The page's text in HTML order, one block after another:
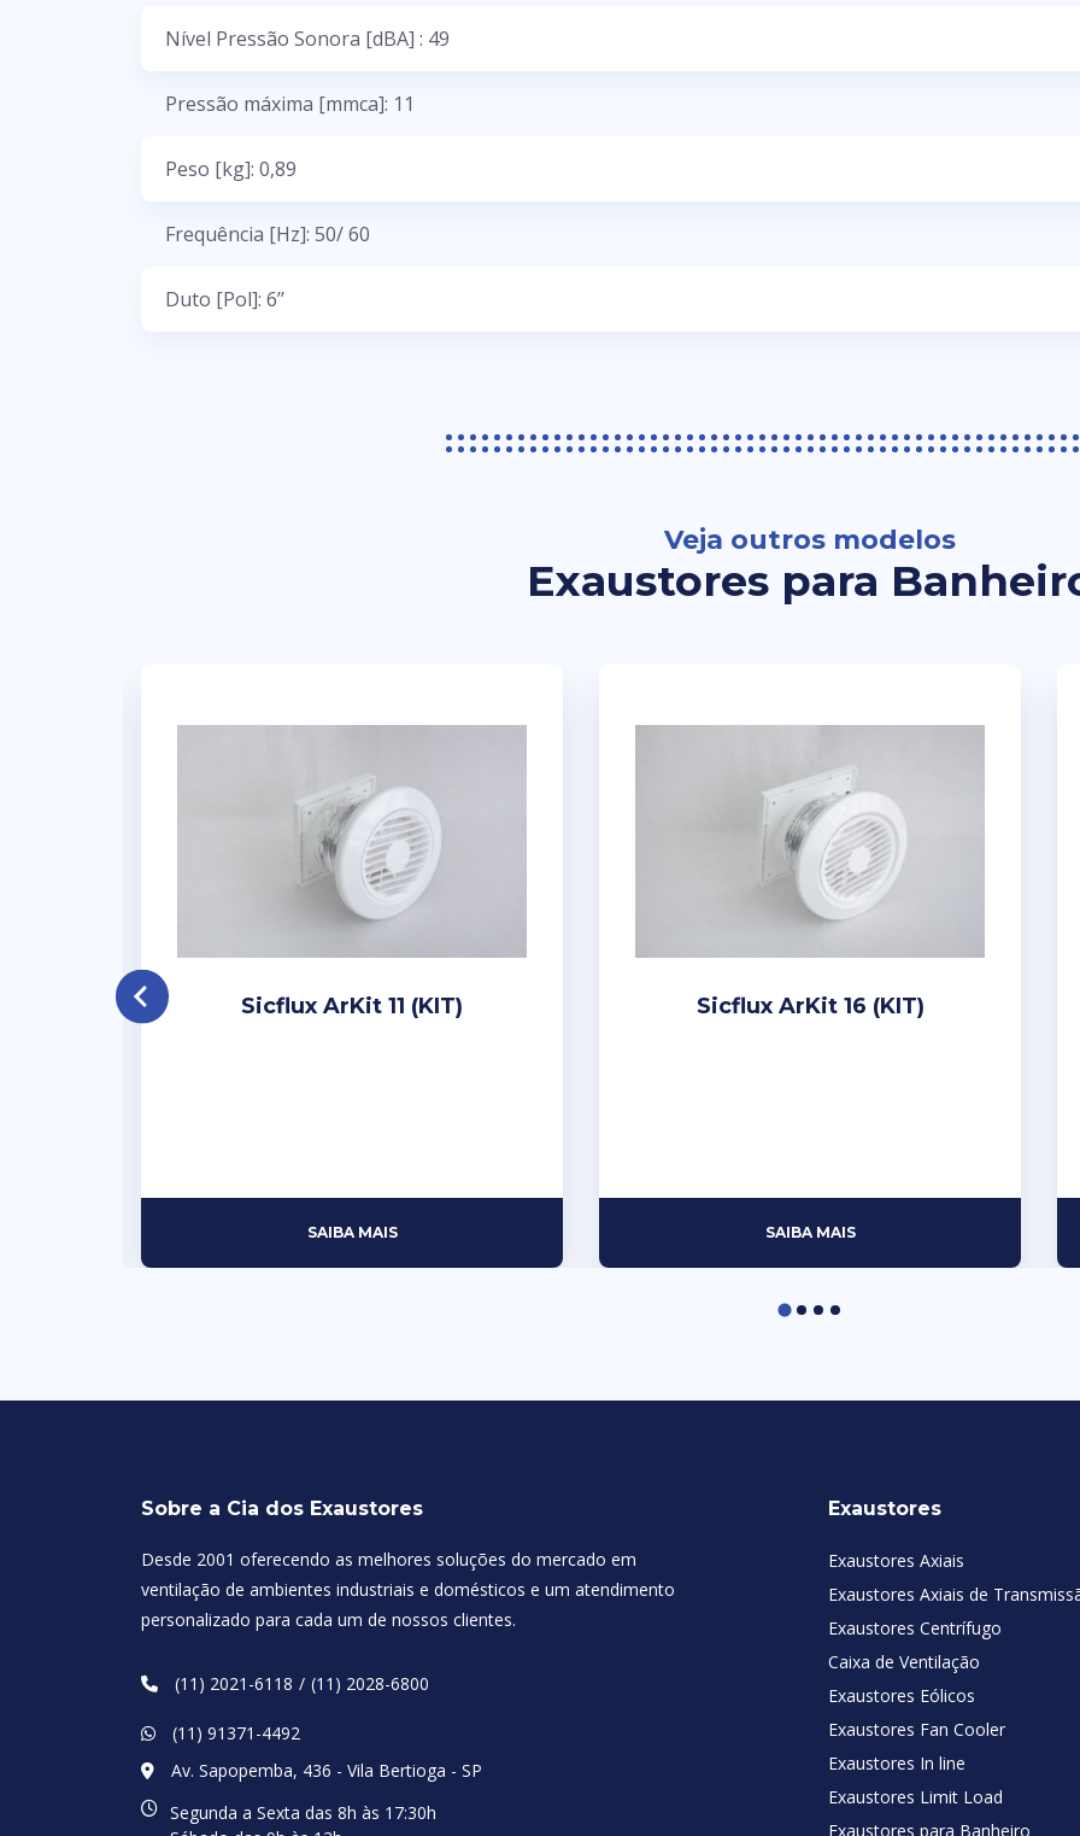
Nível Pressão Sonora [dBA] : 49
Pressão máxima [mmca]: 11
Peso [kg]: 0,89
Frequência [Hz]: 50/ 60
Duto [Pol]: 6’’
Veja outros modelos
Exaustores para
Sicflux ArKit 11 (KIT)
SAIBA MAIS
Sicflux ArKit 16 (KIT)
SAIBA MAIS
Sobre a Cia dos Exaustores
Desde 2001 oferecendo as melhores soluções do mercado em
ventilação de ambientes industriais e domésticos e um atendimento
personalizado para cada um de nossos clientes.
(11) 2021-6118 (11) 2028-6800
(11) 91371-4492
Av. Sapopemba, 436 - Vila Bertioga - SP
Segunda a Sexta das 8h às 17:30h
Exaustores
Exaustores Axiais
Exaustores Axiais de
Exaustores Centrífugo
Caixa de Ventilação
Exaustores Eólicos
Exaustores Fan Cooler
Exaustores In line
Exaustores Limit Load
Exaustores para Banheiro